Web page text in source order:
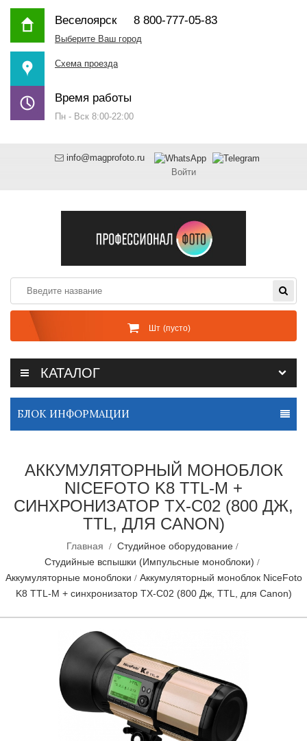
Веселоярск8 800-777-05-83
Выберите Ваш город
Схема проезда
Время работы
Пн - Вск 8:00-22:00
info@magprofoto.ru
Войти
Шт (пусто)
КАТАЛОГ
БЛОК ИНФОРМАЦИИ
АККУМУЛЯТОРНЫЙ МОНОБЛОК
NICEFOTO K8 TTL-M +
СИНХРОНИЗАТОР TX-C02 (800 ДЖ,
TTL, ДЛЯ CANON)
Главная
Студийное оборудование
Студийные вспышки (Импульсные моноблоки)
Аккумуляторные моноблоки
Аккумуляторный моноблок NiceFoto
K8 TTL-M + синхронизатор TX-C02 (800 Дж, TTL, для Canon)